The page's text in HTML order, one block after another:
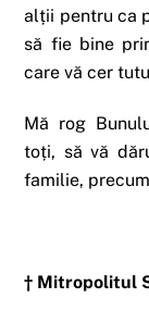
alții pentru ca
să fie bine
care vă cer
Mă rog
toți, să vă
familie,
† Mitropolitul